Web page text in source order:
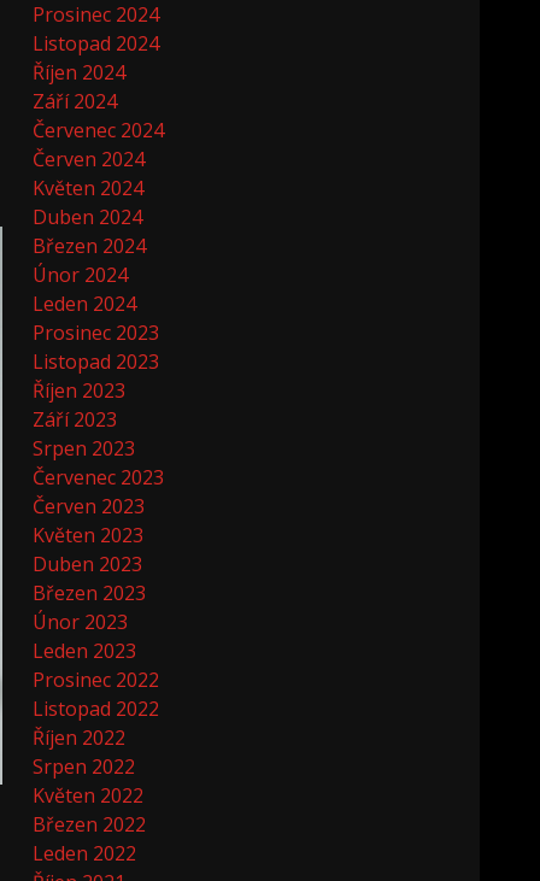
Prosinec 2024
Listopad 2024
Říjen 2024
Září 2024
Červenec 2024
Červen 2024
Květen 2024
Duben 2024
Březen 2024
Únor 2024
Leden 2024
Prosinec 2023
Listopad 2023
Říjen 2023
Září 2023
Srpen 2023
Červenec 2023
Červen 2023
Květen 2023
Duben 2023
Březen 2023
Únor 2023
Leden 2023
Prosinec 2022
Listopad 2022
Říjen 2022
Srpen 2022
Květen 2022
Březen 2022
Leden 2022